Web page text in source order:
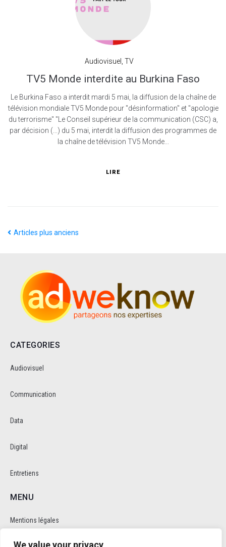
We value your privacy
Audiovisuel TV
TV5 Monde interdite au Burkina Faso
Le Burkina Faso a interdit mardi 5 mai, la diffusion de la chaîne de
télévision mondiale TV5 Monde pour "désinformation" et "apologie
du terrorisme" "Le Conseil supérieur de la communication (CSC) a,
par décision (...) du 5 mai, interdit la diffusion des programmes de
la chaîne de télévision TV5 Monde...
LIRE
Articles plus anciens
CATEGORIES
Audiovisuel
Communication
Data
Digital
Entretiens
MENU
Mentions légales